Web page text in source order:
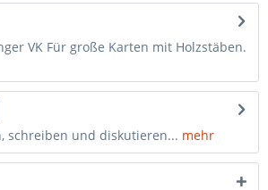
VK Für große Karten mit Holzstäben.
schreiben und diskutieren... mehr